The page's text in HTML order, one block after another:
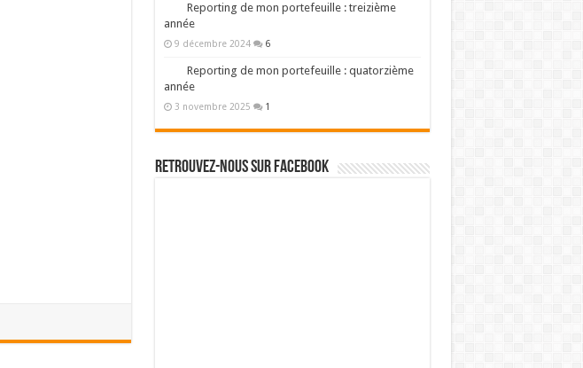
Reporting de mon portefeuille : treizième
année
9 décembre 2024 6
Reporting de mon portefeuille : quatorzième
année
3 novembre 2025 1
Retrouvez-nous sur Facebook